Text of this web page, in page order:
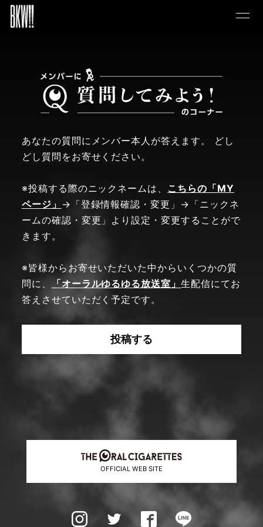
あなたの質問にメンバー本人が答えます。 どし
どし質問をお寄せください。
※投稿する際のニックネームは、 こちらの「MY
ページ」 →「登録情報確認・変更」→「ニックネ
ームの確認・変更」より設定・変更することがで
きます。
※皆様からお寄せいただいた中からいくつかの質
問に、
「オーラルゆるゆる放送室」生配信にてお
答えさせていただく予定です。
投稿する
OFFICIAL WEB SITE